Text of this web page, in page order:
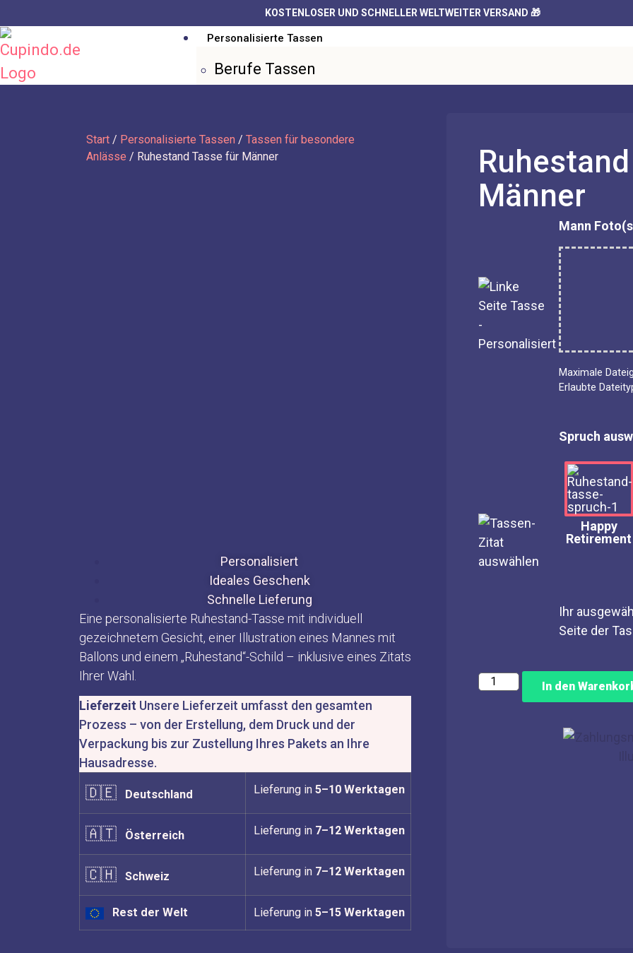
KOSTENLOSER UND SCHNELLER WELTWEITER VERSAND 🎁
Personalisierte Tassen
Berufe Tassen
Freundinnen Tassen
Paar Tassen
Kundeanfrage
Kontakt
Warenkorb
Blog
Start / Personalisierte Tassen / Tassen für besondere
Anlässe / Ruhestand Tasse für Männer
Personalisiert
Ideales Geschenk
Schnelle Lieferung
Eine personalisierte Ruhestand-Tasse mit individuell
gezeichnetem Gesicht, einer Illustration eines Mannes mit
Ballons und einem „Ruhestand“-Schild – inklusive eines Zitats
Ihrer Wahl.
Lieferzeit Unsere Lieferzeit umfasst den gesamten
Prozess – von der Erstellung, dem Druck und der
Verpackung bis zur Zustellung Ihres Pakets an Ihre
Hausadresse.
🇩🇪 Deutschland Lieferung in 5–10 Werktagen
🇦🇹 Österreich Lieferung in 7–12 Werktagen
🇨🇭 Schweiz Lieferung in 7–12 Werktagen
Rest der Welt Lieferung in 5–15 Werktagen
Männer
Mann
Maximale
Erlaubte
Spruch
Happy
Retirement
Ihr
Seite der
In den